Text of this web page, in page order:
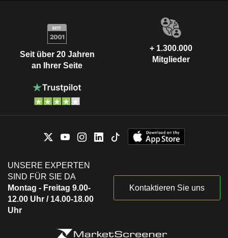
Seit über 20 Jahren
an Ihrer Seite
+ 1.300.000
Mitglieder
UNSERE EXPERTEN
SIND FÜR SIE DA
Montag - Freitag 9.00-
12.00 Uhr / 14.00-18.00
Uhr
Kontaktieren Sie uns